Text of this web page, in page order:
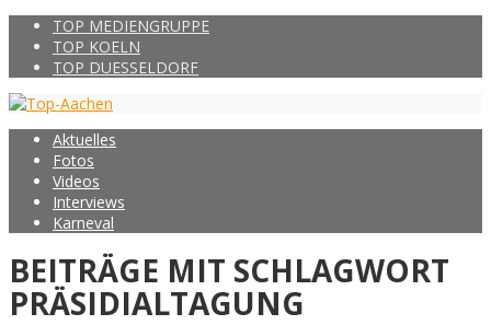
TOP MEDIENGRUPPE
TOP KOELN
TOP DUESSELDORF
Aktuelles
Fotos
Videos
Interviews
Karneval
BEITRÄGE MIT SCHLAGWORT
PRÄSIDIALTAGUNG